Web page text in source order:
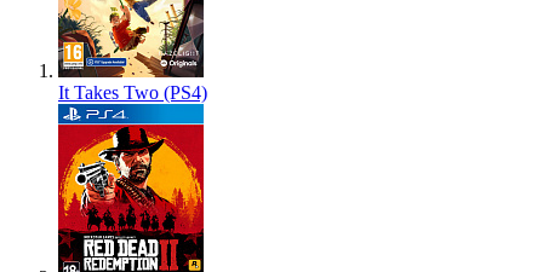
It Takes Two (PS4)